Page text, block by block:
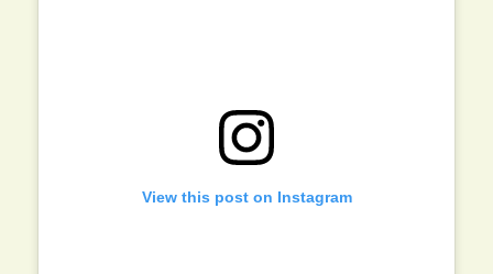
View this post on Instagram